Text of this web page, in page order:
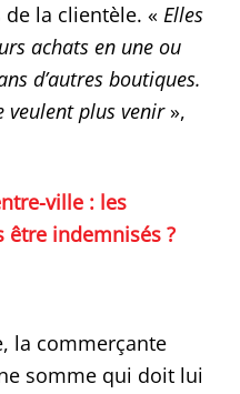
de la clientèle. «Elles
achats en une ou
d’autres boutiques.
veulent plus venir »,
ville : les
être indemnisés ?
la commerçante
somme qui doit lui